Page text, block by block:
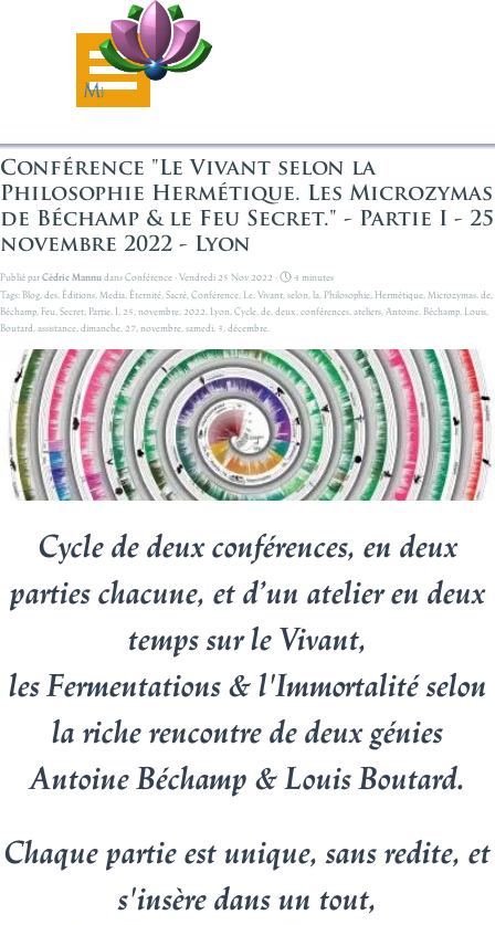
Sauter le menu
Conférence "Le Vivant selon la
Philosophie Hermétique. Les Microzymas
de Béchamp & le Feu Secret." - Partie I - 25
novembre 2022 - Lyon
Publié parCédric MannudansConférence · Vendredi 25 Nov 2022 ·
4 minutes
Tags:Blog des Éditions Media Éternité Sacré Conférence Le Vivant selon la Philosophie Hermétique Microzymas de
Béchamp Feu Secret Partie I 25 novembre 2022 Lyon Cycle de deux conférences ateliers Antoine Béchamp Louis
Boutard assistance dimanche 27 novembre samedi 3 décembre.
Cycle de deux conférences, en deux
parties chacune, et d’un atelier en deux
temps sur le Vivant,
les Fermentations & l'Immortalité selon
la riche rencontre de deux génies
Antoine Béchamp & Louis Boutard.
Chaque partie est unique, sans redite, et
s'insère dans un tout,